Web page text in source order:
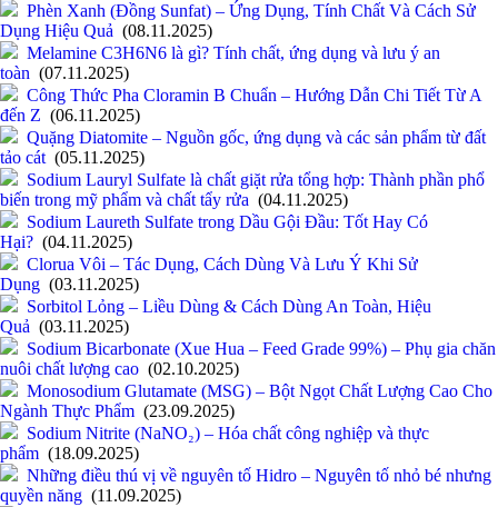
Phèn Xanh (Đồng Sunfat) – Ứng Dụng, Tính Chất Và Cách Sử
Dụng Hiệu Quả (08.11.2025)
Melamine C3H6N6 là gì? Tính chất, ứng dụng và lưu ý an
toàn (07.11.2025)
Công Thức Pha Cloramin B Chuẩn – Hướng Dẫn Chi Tiết Từ A
đến Z (06.11.2025)
Quặng Diatomite – Nguồn gốc, ứng dụng và các sản phẩm từ đất
tảo cát (05.11.2025)
Sodium Lauryl Sulfate là chất giặt rửa tổng hợp: Thành phần phổ
biến trong mỹ phẩm và chất tẩy rửa (04.11.2025)
Sodium Laureth Sulfate trong Dầu Gội Đầu: Tốt Hay Có
Hại? (04.11.2025)
Clorua Vôi – Tác Dụng, Cách Dùng Và Lưu Ý Khi Sử
Dụng (03.11.2025)
Sorbitol Lỏng – Liều Dùng & Cách Dùng An Toàn, Hiệu
Quả (03.11.2025)
Sodium Bicarbonate (Xue Hua – Feed Grade 99%) – Phụ gia chăn
nuôi chất lượng cao (02.10.2025)
Monosodium Glutamate (MSG) – Bột Ngọt Chất Lượng Cao Cho
Ngành Thực Phẩm (23.09.2025)
Sodium Nitrite (NaNO₂) – Hóa chất công nghiệp và thực
phẩm (18.09.2025)
Những điều thú vị về nguyên tố Hidro – Nguyên tố nhỏ bé nhưng
quyền năng (11.09.2025)